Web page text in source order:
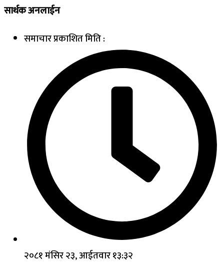
सार्थक अनलाईन
समाचार प्रकाशित मिति :
२०८१ मंसिर २३, आईतवार १३:३२